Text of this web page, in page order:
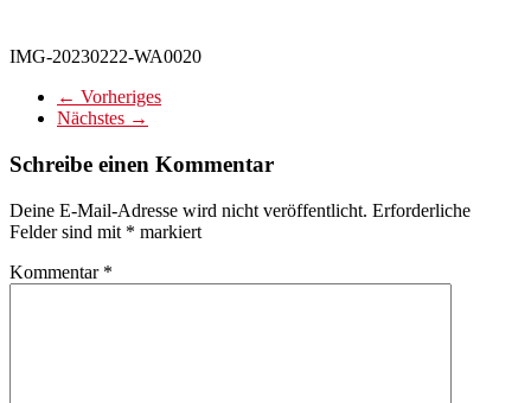
IMG-20230222-WA0020
← Vorheriges
Nächstes →
Schreibe einen Kommentar
Deine E-Mail-Adresse wird nicht veröffentlicht. Erforderliche
Felder sind mit * markiert
Kommentar *